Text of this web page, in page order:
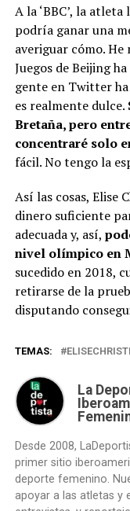
A la ‘BBC’, la
podría ganar una
averiguar cómo. He
Juegos de Beijing
gente en Twitter
es realmente dulce.
Bretaña, pero
concentraré solo
fácil. No tengo la
Así las cosas, Elise
dinero suficiente
adecuada y, así,
nivel olímpico en
sucedido en 2018,
retirarse de la
disputando
TEMAS:
La
Desde 2008,
primer sitio
deporte femenino.
apoyar a las atletas y